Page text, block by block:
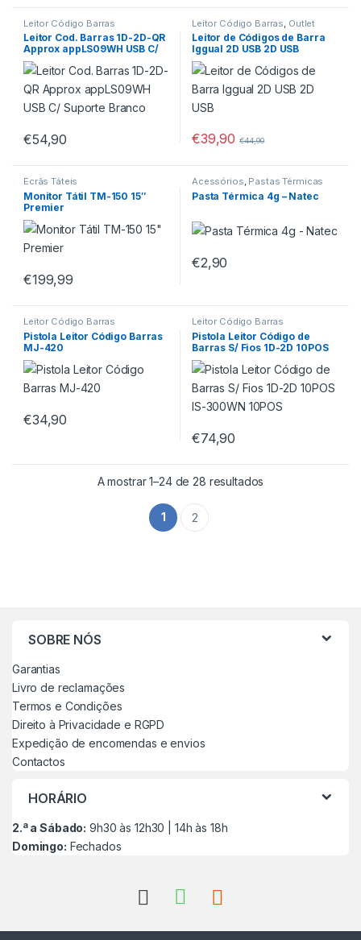
Leitor Código Barras
Leitor Cod. Barras 1D-2D-QR
Approx appLS09WH USB C/
Suporte Branco
€54,90
Leitor Código Barras Outlet
Leitor de Códigos de Barra
Iggual 2D USB 2D USB
€39,90 €44,90
Ecrãs Táteis
Monitor Tátil TM-150 15″
Premier
€199,99
Acessórios, Pastas Térmicas
Pasta Térmica 4g – Natec
€2,90
Leitor Código Barras
Pistola Leitor Código Barras
MJ-420
€34,90
Leitor Código Barras
Pistola Leitor Código de
Barras S/ Fios 1D-2D 10POS
IS-300WN 10POS
€74,90
A mostrar 1–24 de 28 resultados
1 2
SOBRE NÓS
Garantias
Livro de reclamações
Termos e Condições
Direito à Privacidade e RGPD
Expedição de encomendas e envios
Contactos
HORÁRIO
2.ª a Sábado: 9h30 às 12h30 | 14h às 18h
Domingo: Fechados